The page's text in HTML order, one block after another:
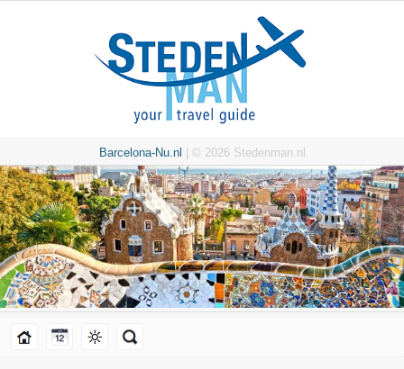
Barcelona-Nu.nl | © 2026 Stedenman.nl